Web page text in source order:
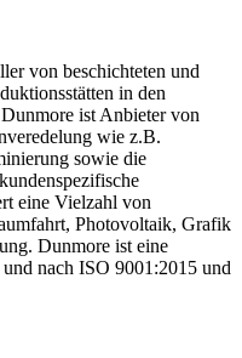
von beschichteten und
in den
ist Anbieter von
wie z.B.
sowie die
eine Vielzahl von
Photovoltaik, Grafik
Dunmore ist eine
nach ISO 9001:2015 und